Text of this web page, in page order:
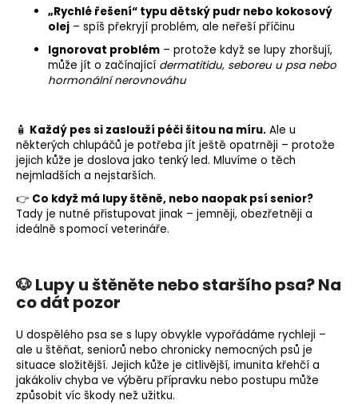
„Rychlé řešení“ typu dětský pudr nebo kokosový
olej – spíš překryjí problém, ale neřeší příčinu
Ignorovat problém – protože když se lupy zhoršují,
může jít o začínající dermatitidu, seboreu u psa nebo
hormonální nerovnováhu
🧴 Každý pes si zaslouží péči šitou na míru. Ale u
některých chlupáčů je potřeba jít ještě opatrněji – protože
jejich kůže je doslova jako tenký led. Mluvíme o těch
nejmladších a nejstarších.
👉 Co když má lupy štěně, nebo naopak psí senior?
Tady je nutné přistupovat jinak – jemněji, obezřetněji a
ideálně s pomocí veterináře.
🐶 Lupy u štěněte nebo staršího psa? Na
co dát pozor
U dospělého psa se s lupy obvykle vypořádáme rychleji –
ale u štěňat, seniorů nebo chronicky nemocných psů je
situace složitější. Jejich kůže je citlivější, imunita křehčí a
jakákoliv chyba ve výběru přípravku nebo postupu může
způsobit víc škody než užitku.